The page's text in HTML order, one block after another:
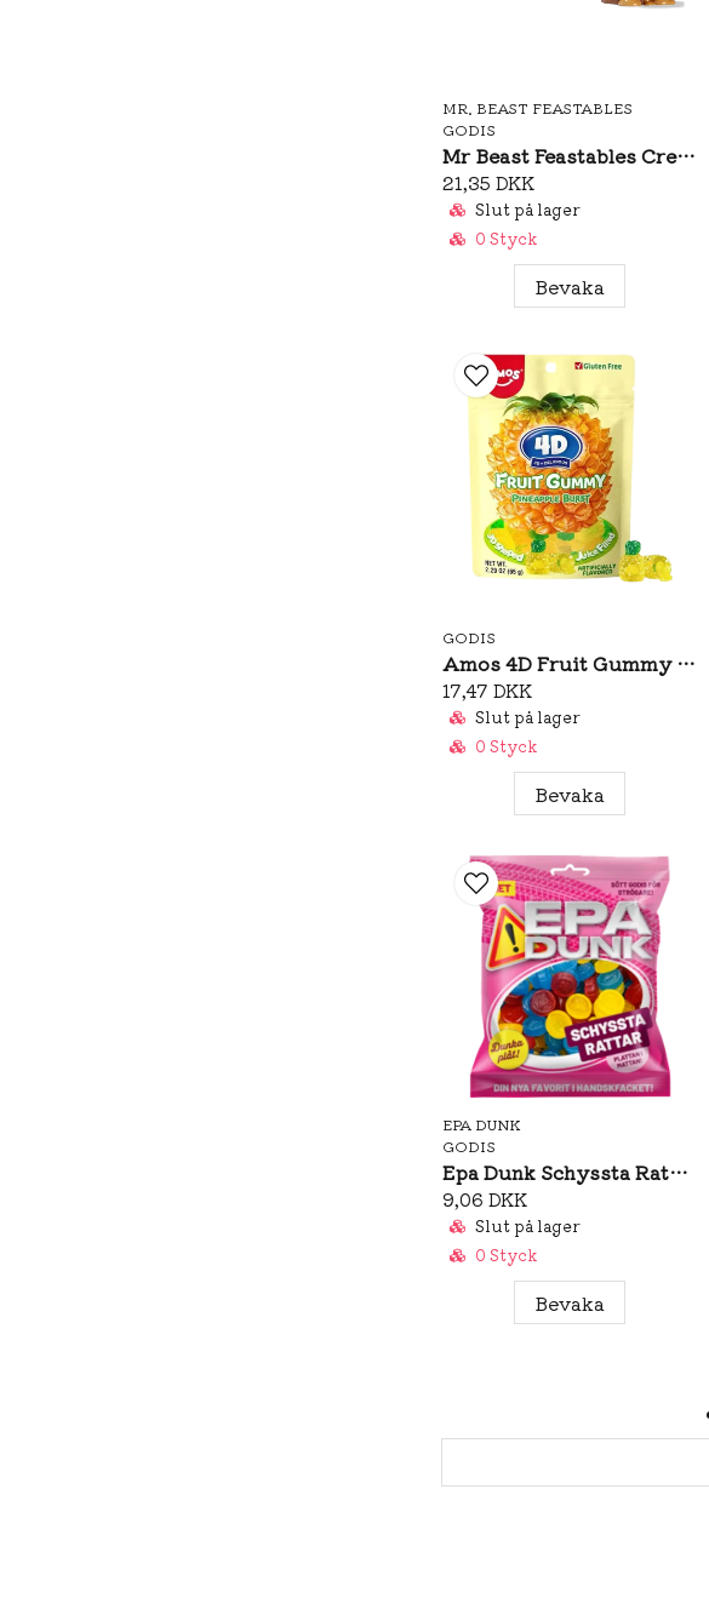
MR. BEAST FEASTABLES
GODIS
Mr Beast Feastables Creamy Peanut Butter 40g
21,35 DKK
Slut på lager
0 Styck
Bevaka
GODIS
Amos 4D Fruit Gummy Pineapple Burst 65g
17,47 DKK
Slut på lager
0 Styck
Bevaka
EPA DUNK
GODIS
Epa Dunk Schyssta Rattar 80g
9,06 DKK
Slut på lager
0 Styck
Bevaka